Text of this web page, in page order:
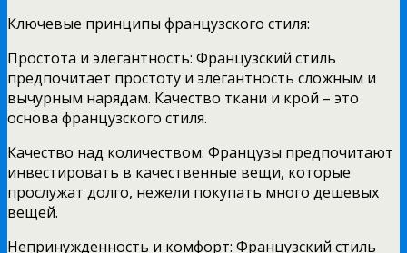
Ключевые принципы французского стиля:
Простота и элегантность: Французский стиль
предпочитает простоту и элегантность сложным и
вычурным нарядам. Качество ткани и крой – это
основа французского стиля.
Качество над количеством: Французы предпочитают
инвестировать в качественные вещи, которые
прослужат долго, нежели покупать много дешевых
вещей.
Непринужденность и комфорт: Французский стиль